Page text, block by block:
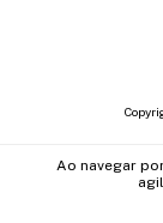
Ao navegar